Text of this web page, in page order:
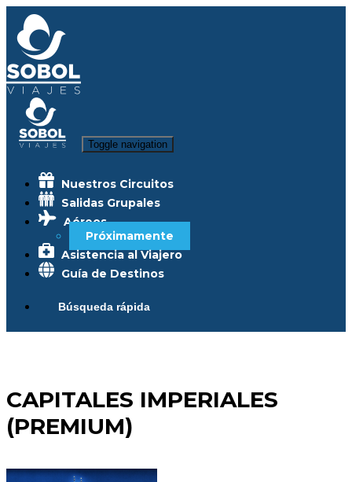
Toggle navigation
Nuestros Circuitos
Salidas Grupales
Aéreos
Próximamente
Asistencia al Viajero
Guía de Destinos
Búsqueda rápida
CAPITALES IMPERIALES
(PREMIUM)